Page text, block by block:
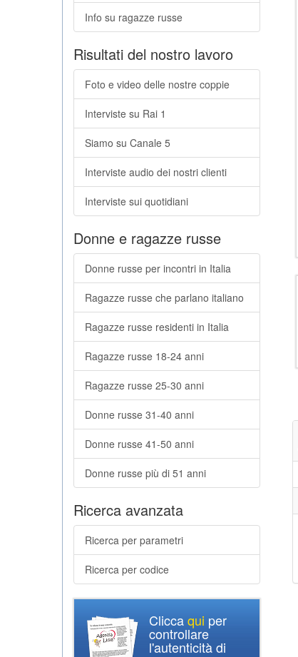
Info su ragazze russe
Risultati del nostro lavoro
Foto e video delle nostre coppie
Interviste su Rai 1
Siamo su Canale 5
Interviste audio dei nostri clienti
Interviste sui quotidiani
Donne e ragazze russe
Donne russe per incontri in Italia
Ragazze russe che parlano italiano
Ragazze russe residenti in Italia
Ragazze russe 18-24 anni
Ragazze russe 25-30 anni
Donne russe 31-40 anni
Donne russe 41-50 anni
Donne russe più di 51 anni
Ricerca avanzata
Ricerca per parametri
Ricerca per codice
Cliccaqui per
controllare
l'autenticità di